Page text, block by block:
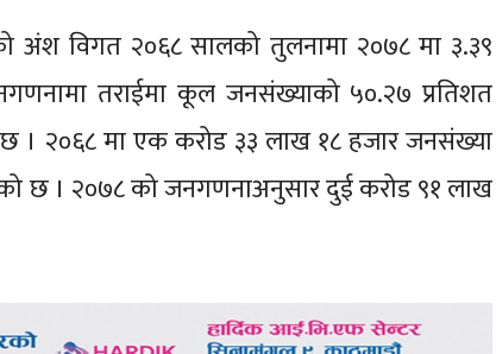
अंश विगत २०६८ सालको तुलनामा २०७८ मा ३.३९
तराईमा कूल जनसंख्याको ५०.२७ प्रतिशत
छ । २०६८ मा एक करोड ३३ लाख १८ हजार जनसंख्या
छ । २०७८ को जनगणनाअनुसार दुई करोड ९१ लाख